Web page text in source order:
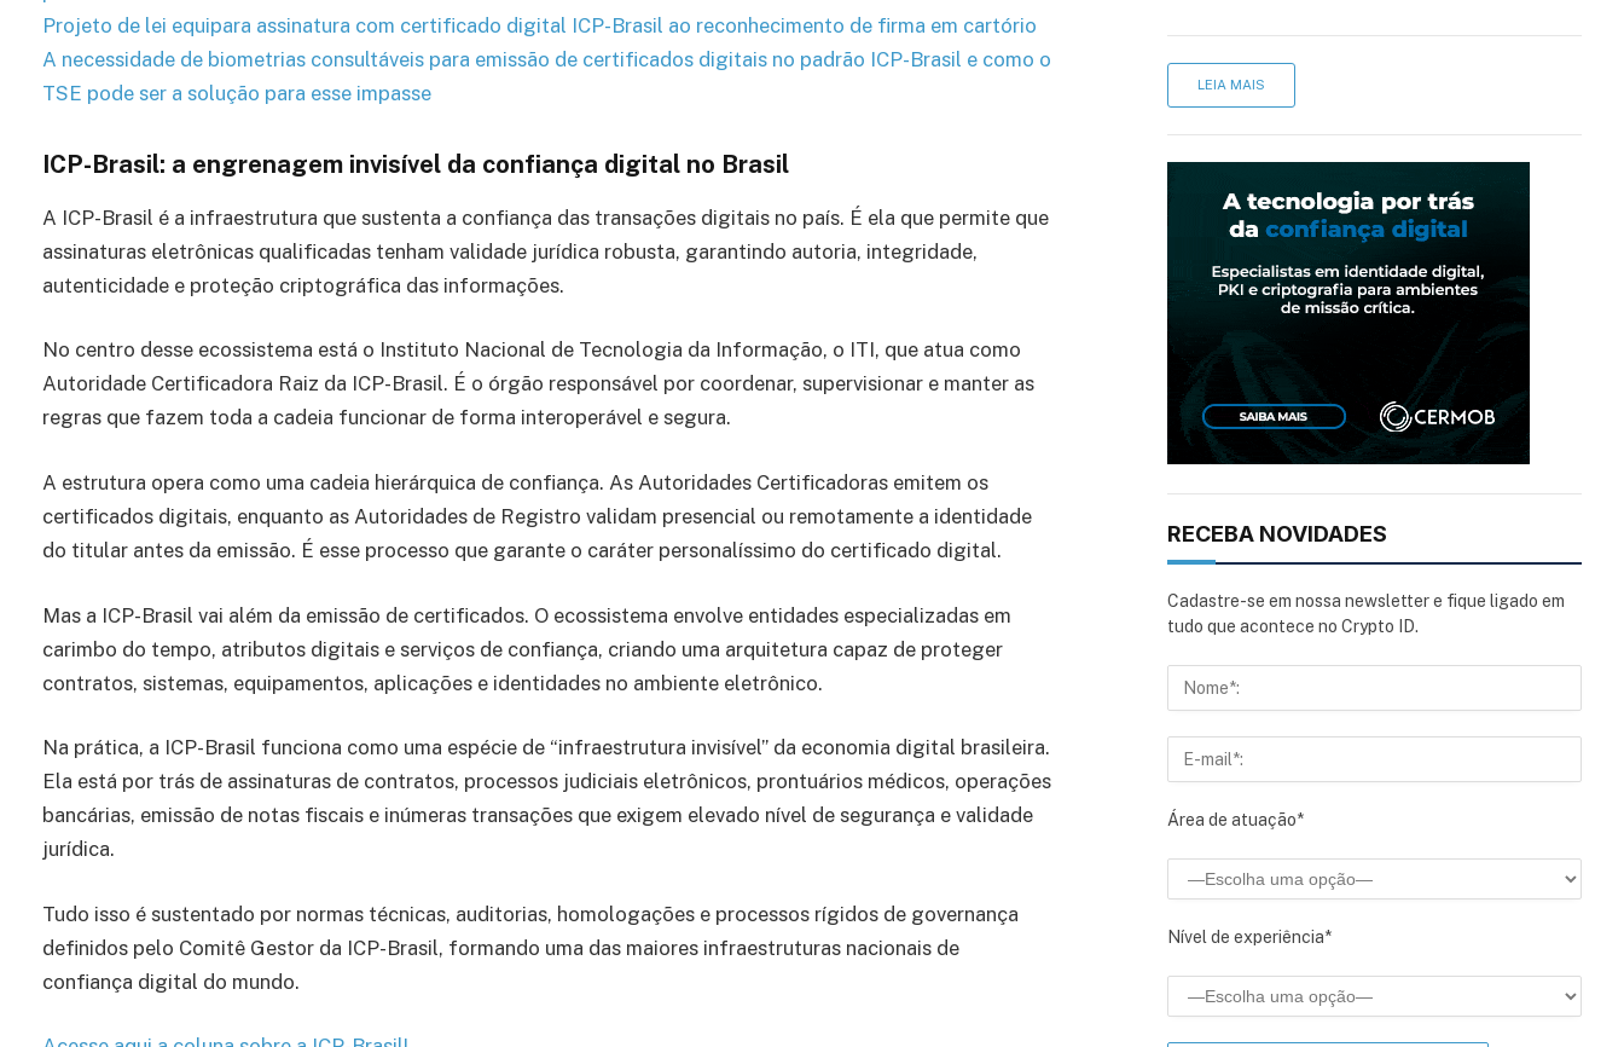
Projeto de lei equipara assinatura com certificado digital ICP-Brasil ao reconhecimento de firma em cartório
A necessidade de biometrias consultáveis para emissão de certificados digitais no padrão ICP-Brasil e como o
TSE pode ser a solução para esse impasse
ICP-Brasil: a engrenagem invisível da confiança digital no Brasil
A ICP-Brasil é a infraestrutura que sustenta a confiança das transações digitais no país. É ela que permite que
assinaturas eletrônicas qualificadas tenham validade jurídica robusta, garantindo autoria, integridade,
autenticidade e proteção criptográfica das informações.
No centro desse ecossistema está o Instituto Nacional de Tecnologia da Informação, o ITI, que atua como
Autoridade Certificadora Raiz da ICP-Brasil. É o órgão responsável por coordenar, supervisionar e manter as
regras que fazem toda a cadeia funcionar de forma interoperável e segura.
A estrutura opera como uma cadeia hierárquica de confiança. As Autoridades Certificadoras emitem os
certificados digitais, enquanto as Autoridades de Registro validam presencial ou remotamente a identidade
do titular antes da emissão. É esse processo que garante o caráter personalíssimo do certificado digital.
Mas a ICP-Brasil vai além da emissão de certificados. O ecossistema envolve entidades especializadas em
carimbo do tempo, atributos digitais e serviços de confiança, criando uma arquitetura capaz de proteger
contratos, sistemas, equipamentos, aplicações e identidades no ambiente eletrônico.
Na prática, a ICP-Brasil funciona como uma espécie de “infraestrutura invisível” da economia digital brasileira.
Ela está por trás de assinaturas de contratos, processos judiciais eletrônicos, prontuários médicos, operações
bancárias, emissão de notas fiscais e inúmeras transações que exigem elevado nível de segurança e validade
jurídica.
Tudo isso é sustentado por normas técnicas, auditorias, homologações e processos rígidos de governança
definidos pelo Comitê Gestor da ICP-Brasil, formando uma das maiores infraestruturas nacionais de
confiança digital do mundo.
LEIA MAIS
RECEBA NOVIDADES
Cadastre-se em nossa newsletter e fique ligado em
tudo que acontece no Crypto ID.
Área de atuação*
Nível de experiência*